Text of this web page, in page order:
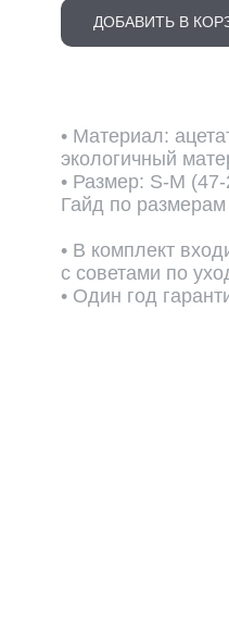
ДОБАВИТЬ В
• Материал:
экологичный
• Размер: S-M
Гайд по
• В комплект
с советами по
• Один год